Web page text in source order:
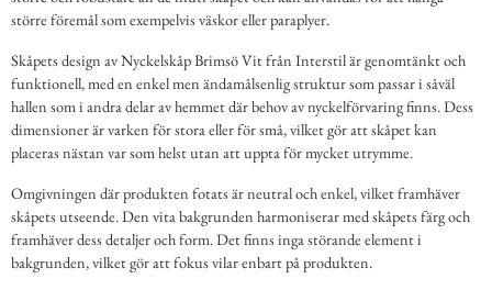
större föremål som exempelvis väskor eller paraplyer.
Skåpets design av Nyckelskåp Brimsö Vit från Interstil är genomtänkt och
funktionell, med en enkel men ändamålsenlig struktur som passar i såväl
hallen som i andra delar av hemmet där behov av nyckelförvaring finns. Dess
dimensioner är varken för stora eller för små, vilket gör att skåpet kan
placeras nästan var som helst utan att uppta för mycket utrymme.
Omgivningen där produkten fotats är neutral och enkel, vilket framhäver
skåpets utseende. Den vita bakgrunden harmoniserar med skåpets färg och
framhäver dess detaljer och form. Det finns inga störande element i
bakgrunden, vilket gör att fokus vilar enbart på produkten.